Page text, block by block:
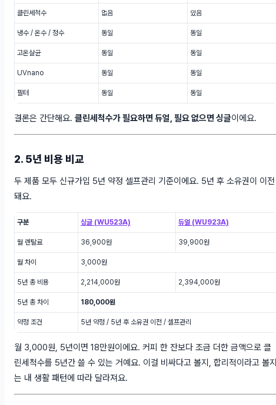
클린세척수 없음 있음
냉수 / 온수 / 정수 동일 동일
고온살균 동일 동일
UVnano 동일 동일
필터 동일 동일
결론은 간단해요. 클린세척수가 필요하면 듀얼, 필요 없으면 싱글이에요.
2. 5년 비용 비교
두 제품 모두 신규가입 5년 약정 셀프관리 기준이에요. 5년 후 소유권이 이전
돼요.
구분 싱글 (WU523A) 듀얼 (WU923A)
월 렌탈료 36,900원 39,900원
월 차이 3,000원
5년 총 비용 2,214,000원 2,394,000원
5년 총 차이 180,000원
약정 조건 5년 약정 / 5년 후 소유권 이전 / 셀프관리
월 3,000원, 5년이면 18만원이에요. 커피 한 잔보다 조금 더한 금액으로 클
린세척수를 5년간 쓸 수 있는 거예요. 이걸 비싸다고 볼지, 합리적이라고 볼지
는 내 생활 패턴에 따라 달라져요.